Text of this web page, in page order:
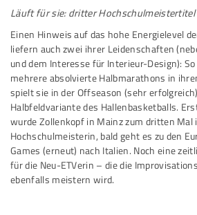
Läuft für sie: dritter
Einen Hinweis auf das hohe Energielevel
liefern auch zwei ihrer Leidenschaften
und dem Interesse für Interieur-Design):
mehrere absolvierte Halbmarathons in
spielt sie in der Offseason (sehr
Halbfeldvariante des Hallenbasketballs.
wurde Zollenkopf in Mainz zum dritten Mal
Hochschulmeisterin, bald geht es zu den
Games (erneut) nach Italien. Noch eine
für die Neu-ETVerin – die die
ebenfalls meistern wird.